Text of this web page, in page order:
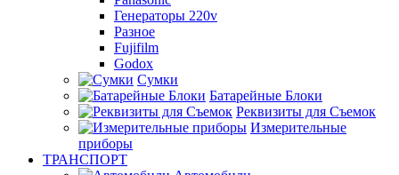
Генераторы 220v
Разное
Fujifilm
Godox
Сумки
Батарейные Блоки
Реквизиты для Съемок
Измерительные
приборы
ТРАНСПОРТ